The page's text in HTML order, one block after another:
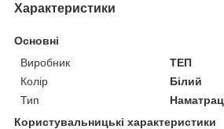
Характеристики
Основні
Виробник
ТЕП
Колір
Білий
Тип
Користувальницькі характеристики